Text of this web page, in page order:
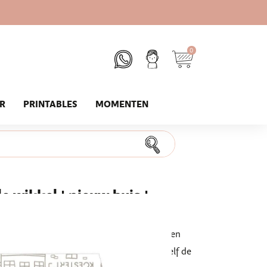
0
PRINTABLES MOMENTEN
wikkel | nieuw huis |
super leuk cadeau voor bijvoorbeeld een
je een digitaal bestand waarmee je zelf de